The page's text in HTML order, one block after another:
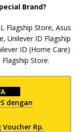
Brand?
Flagship Store, Asus
Unilever ID Flagship
ID (Home Care)
Store.
dengan
Rp.